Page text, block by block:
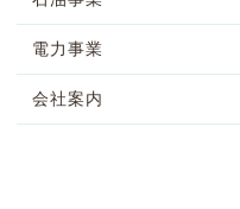
電力事業
会社案内